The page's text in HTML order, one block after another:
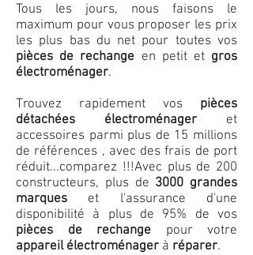
Tous les jours, nous faisons le
maximum pour vous proposer les prix
les plus bas du net pour toutes vos
pièces de rechange en petit et gros
électroménager.
Trouvez rapidement vos pièces
détachées électroménager et
accessoires parmi plus de 15 millions
de références , avec des frais de port
réduit...comparez !!!Avec plus de 200
constructeurs, plus de 3000 grandes
marques et l'assurance d'une
disponibilité à plus de 95% de vos
pièces de rechange pour votre
appareil électroménager à réparer.